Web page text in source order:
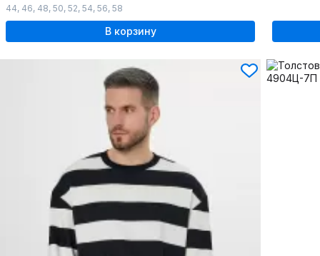
44, 46, 48, 50, 52, 54, 56, 58
В корзину